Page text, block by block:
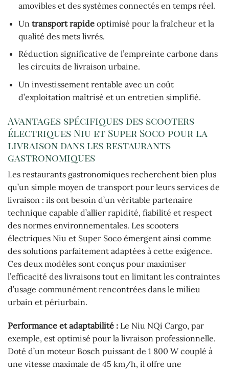
amovibles et des systèmes connectés en temps réel.
Un transport rapideoptimisé pour la fraîcheur et la
qualité des mets livrés.
Réduction significative de l’empreinte carbone dans
les circuits de livraison urbaine.
Un investissement rentable avec un coût
d’exploitation maîtrisé et un entretien simplifié.
Avantages spécifiques des scooters
électriques Niu et Super Soco pour la
livraison dans les restaurants
gastronomiques
Les restaurants gastronomiques recherchent bien plus
qu’un simple moyen de transport pour leurs services de
livraison : ils ont besoin d’un véritable partenaire
technique capable d’allier rapidité, fiabilité et respect
des normes environnementales. Les scooters
électriques Niu et Super Soco émergent ainsi comme
des solutions parfaitement adaptées à cette exigence.
Ces deux modèles sont conçus pour maximiser
l’efficacité des livraisons tout en limitant les contraintes
d’usage communément rencontrées dans le milieu
urbain et périurbain.
Performance et adaptabilité : Le Niu NQi Cargo, par
exemple, est optimisé pour la livraison professionnelle.
Doté d’un moteur Bosch puissant de 1 800 W couplé à
une vitesse maximale de 45 km/h, il offre une